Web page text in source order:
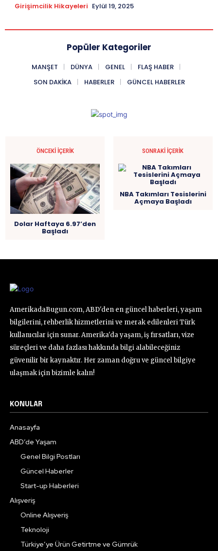
Girişimcilik Hikayeleri Eylül 19, 2025
Popüler Kategoriler
MANŞET DÜNYA GENEL
FLAŞ HABER
SON DAKIKA
HABERLER GÜNCEL HABERLER
ÖNCEKI İÇERIK
Dolar Haftaya 6.97’den
Başladı
SONRAKI İÇERIK
NBA Takımları Tesislerini
Açmaya Başladı
AmerikadaBugun.com, ABD'den en güncel haberleri, yaşam
bilgilerini, rehberlik hizmetlerini ve merak edilenleri Türk
kullanıcılar için sunar. Amerika'da yaşam, iş fırsatları, vize
süreçleri ve daha fazlası hakkında bilgi alabileceğiniz
güvenilir bir kaynaktır. Her zaman doğru ve güncel bilgiye
ulaşmak için bizimle kalın!
KONULAR
Anasayfa
ABD’de Yaşam
Genel Bilgi Postları
Güncel Haberler
Start-up Haberleri
Alışveriş
Online Alışveriş
Teknoloji
Türkiye’ye Ürün Getirtme ve Gümrük